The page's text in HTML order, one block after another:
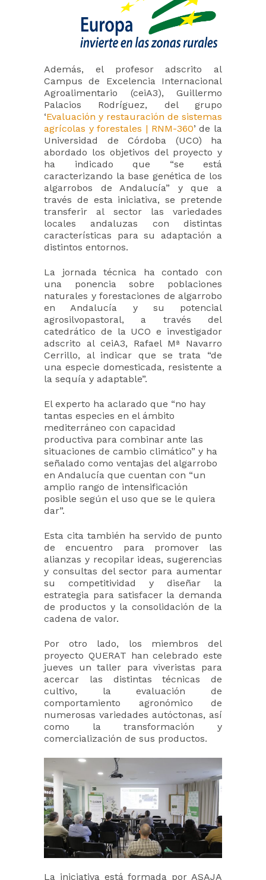
Además, el profesor adscrito al
Campus de Excelencia Internacional
Agroalimentario (ceiA3), Guillermo
Palacios Rodríguez, del grupo
‘Evaluación y restauración de sistemas
agrícolas y forestales | RNM-360’ de la
Universidad de Córdoba (UCO) ha
abordado los objetivos del proyecto y
ha indicado que “se está
caracterizando la base genética de los
algarrobos de Andalucía” y que a
través de esta iniciativa, se pretende
transferir al sector las variedades
locales andaluzas con distintas
características para su adaptación a
distintos entornos.
La jornada técnica ha contado con
una ponencia sobre poblaciones
naturales y forestaciones de algarrobo
en Andalucía y su potencial
agrosilvopastoral, a través del
catedrático de la UCO e investigador
adscrito al ceiA3, Rafael Mª Navarro
Cerrillo, al indicar que se trata “de
una especie domesticada, resistente a
la sequía y adaptable”.
El experto ha aclarado que “no hay
tantas especies en el ámbito
mediterráneo con capacidad
productiva para combinar ante las
situaciones de cambio climático” y ha
señalado como ventajas del algarrobo
en Andalucía que cuentan con “un
amplio rango de intensificación
posible según el uso que se le quiera
dar”.
Esta cita también ha servido de punto
de encuentro para promover las
alianzas y recopilar ideas, sugerencias
y consultas del sector para aumentar
su competitividad y diseñar la
estrategia para satisfacer la demanda
de productos y la consolidación de la
cadena de valor.
Por otro lado, los miembros del
proyecto QUERAT han celebrado este
jueves un taller para viveristas para
acercar las distintas técnicas de
cultivo, la evaluación de
comportamiento agronómico de
numerosas variedades autóctonas, así
como la transformación y
comercialización de sus productos.
La iniciativa está formada por ASAJA